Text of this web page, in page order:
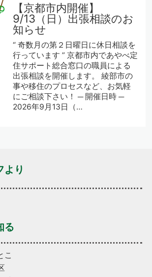
【京都市内開催】
9/13（日）出張相談のお
知らせ
“ 奇数月の第２日曜日に休日相談を
行っています ” 京都市内であやべ定
住サポート総合窓口の職員による
出張相談を開催します。 綾部市の
事や移住のプロセスなど、お気軽
にご相談下さい！ ─ 開催日時 ─
2026年9月13日（…
より
る
こ